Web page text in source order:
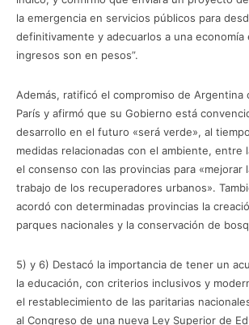
la emergencia en servicios públicos para
definitivamente y adecuarlos a una economía
ingresos son en pesos”.
Además, ratificó el compromiso de Argentina
París y afirmó que su Gobierno está
desarrollo en el futuro «será verde», al
medidas relacionadas con el ambiente, entre
el consenso con las provincias para «mejorar
trabajo de los recuperadores urbanos».
acordó con determinadas provincias la
parques nacionales y la conservación de
5) y 6) Destacó la importancia de tener un
la educación, con criterios inclusivos y
el restablecimiento de las paritarias
al Congreso de una nueva Ley Superior de